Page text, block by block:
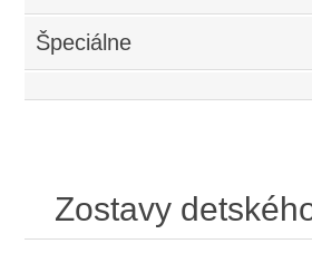
Špeciálne
Zostavy